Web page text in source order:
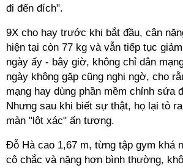
đi đến đích".
9X cho hay trước khi bắt đầu, cân
hiện tại còn 77 kg và vẫn tiếp tục
ngày ấy - bây giờ, không chỉ dân
ngày không gặp cũng nghi ngờ, cho
mạng hay dùng phần mềm chỉnh sửa
Nhưng sau khi biết sự thật, họ lại tỏ
màn "lột xác" ấn tượng.
Đỗ Hà cao 1,67 m, từng tập gym khá
cô chắc và nặng hơn bình thường,